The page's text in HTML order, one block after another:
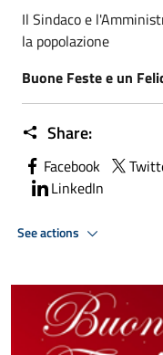
Il Sindaco e
la popolazione
Buone Feste e un
Share:
Facebook
LinkedIn
See actions